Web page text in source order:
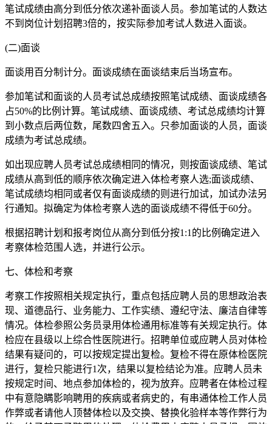
笔试成绩由高分到低分依次递补面谈人员。参加笔试的人数达
不到岗位计划招聘3倍的，按实际参加考试人数进入面谈。
(二)面谈
面谈用百分制计分。面谈成绩在面谈结束后当场宣布。
参加笔试和面谈的人员考试总成绩按照笔试成绩、面谈成绩各
占50%的比例计算。笔试成绩、面谈成绩、考试总成绩均计算
到小数点后两位数，尾数四舍五入。只参加面谈的人员，面谈
成绩为考试总成绩。
如出现应聘人员考试总成绩相同的情况，则按面谈成绩、笔试
成绩从高到低的顺序依次确定进入体检考察人选;面谈成绩、
笔试成绩均相同或者仅有面谈成绩的则进行加试，加试办法另
行通知。拟确定为体检考察人选的面谈成绩不得低于60分。
根据招聘计划和报考岗位从高分到低分按1:1的比例确定进入
考察体检范围人选，并进行公示。
七、体检和考察
考察工作按照相关规定执行，重点包括应聘人员的思想政治表
现、道德品行、业务能力、工作实绩、遵纪守法、廉洁自律等
情况。体检参照公务员录用体检通用标准等有关规定执行。体
检应在县级以上综合性医院进行。招聘单位或应聘人员对体检
结果有疑问的，可以按规定提出复检。复检不得在原体检医院
进行，复检只能进行1次，结果以复检结论为准。应聘人员未
按规定时间、地点参加体检的，视为放弃。应聘者在体检过程
中有意隐瞒影响聘用的疾病或者病史的，有串通体检工作人员
作弊或者请他人顶替体检以及交换、替换化验样本等作弊行为